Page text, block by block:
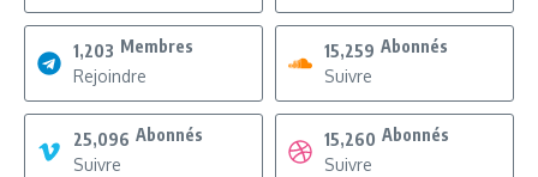
1,203 Membres
Rejoindre
15,259 Abonnés
Suivre
25,096 Abonnés
Suivre
15,260 Abonnés
Suivre